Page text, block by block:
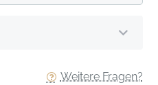
Weitere Fragen?